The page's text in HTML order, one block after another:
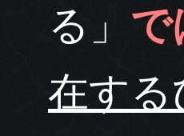
る」 で
在する